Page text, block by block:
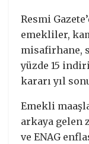
Resmi
emekliler,
misafirhane,
yüzde 15
kararı yıl
Emekli
arkaya gelen
ve ENAG